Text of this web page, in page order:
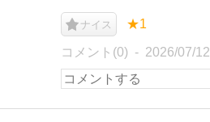
ナイス ★1
コメント(0) 2026/07/12